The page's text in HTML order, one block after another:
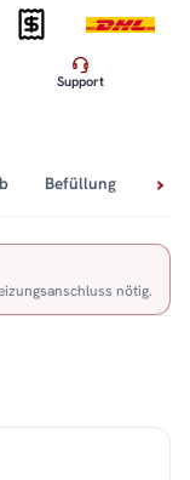
Support
Befüllung
nötig.